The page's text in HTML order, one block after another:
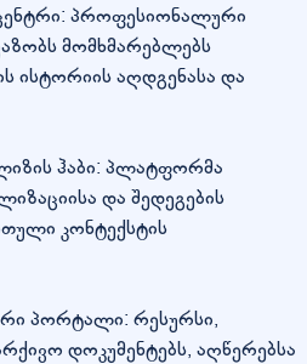
პროფესიონალური
მომხმარებლებს
ისტორიის აღდგენასა და
ჰაბი: პლატფორმა
და შედეგების
კონტექსტის
პორტალი: რესურსი,
დოკუმენტებს, აღწერებსა